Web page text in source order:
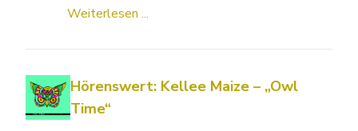
Weiterlesen ...
Hörenswert: Kellee Maize – „Owl
Time“